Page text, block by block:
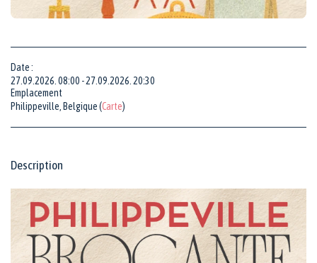
Date :
27.09.2026. 08:00 - 27.09.2026. 20:30
Emplacement
Philippeville, Belgique (Carte)
Description